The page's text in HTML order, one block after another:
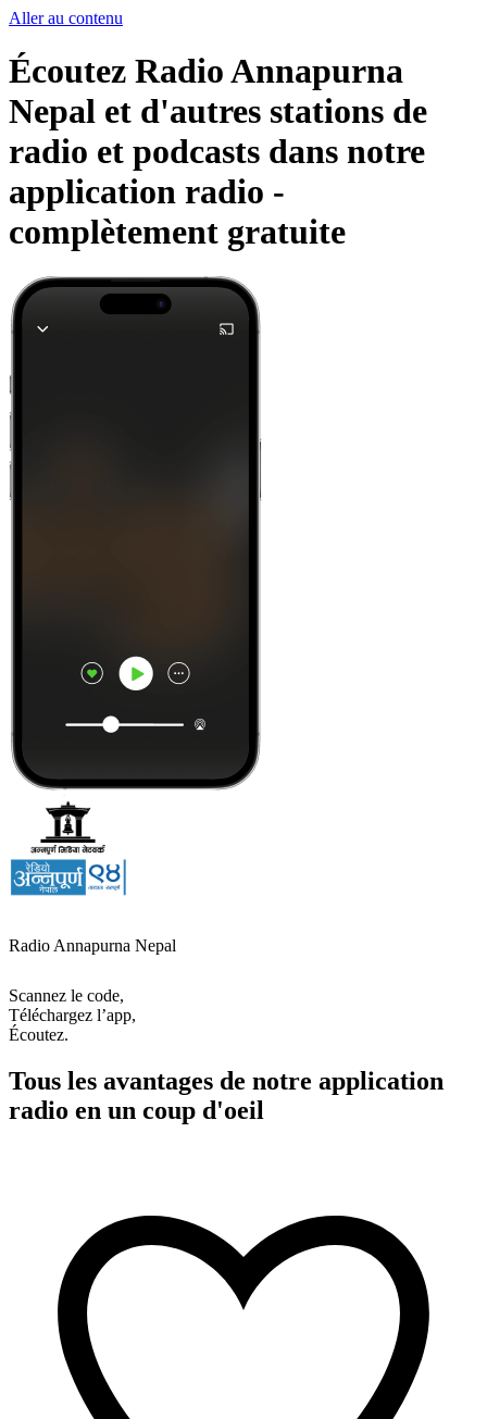
Aller au contenu
Écoutez Radio Annapurna
Nepal et d'autres stations de
radio et podcasts dans notre
application radio -
complètement gratuite
Radio Annapurna Nepal
Scannez le code,
Téléchargez l’app,
Écoutez.
Tous les avantages de notre application
radio en un coup d'oeil